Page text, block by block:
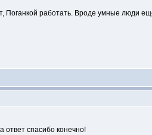
Поганкой работать. Вроде умные люди
ответ спасибо конечно!